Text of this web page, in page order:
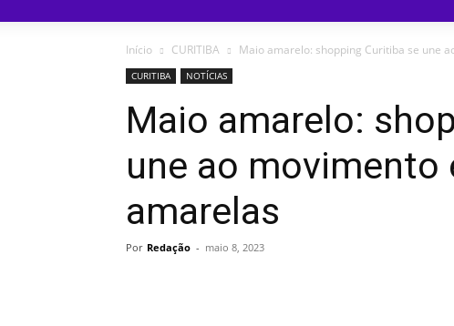
Início CURITIBA Maio amarelo: shopping Curitiba se une
CURITIBA NOTÍCIAS
Maio amarelo:
une ao movimento
amarelas
Por Redação - maio 8, 2023